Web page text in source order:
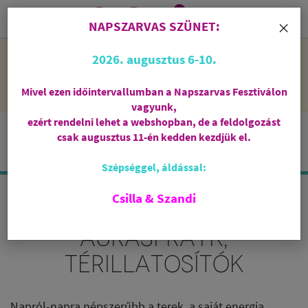
NAPSZARVAS SZÜNET: 2026. augusztus 6-10 - rendelni lehet
feldolgozni őket.
i
0
TÉRPARFÜMÖK,
AURASPRAYK,
TÉRILLATOSÍTÓK
×
NAPSZARVAS SZÜNET:
2026. augusztus 6-10.
Mivel ezen időintervallumban a Napszarvas Fesztiválon
vagyunk,
ezért rendelni lehet a webshopban, de a feldolgozást
csak augusztus 11-én kedden kezdjük el.
Szépséggel, áldással:
Csilla & Szandi